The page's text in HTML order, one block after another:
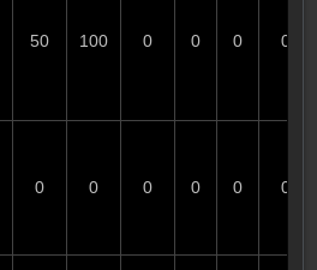
50 100 0 0 0 0
0 0 0 0 0 0